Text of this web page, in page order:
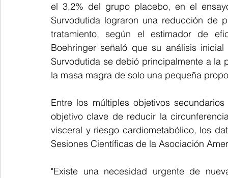
el 3,2% del grupo placebo, en el
Survodutida lograron una reducción de
tratamiento, según el estimador de
Boehringer señaló que su análisis
Survodutida se debió principalmente a
la masa magra de solo una pequeña
Entre los múltiples objetivos
objetivo clave de reducir la
visceral y riesgo cardiometabólico, los
Sesiones Científicas de la Asociación
"Existe una necesidad urgente de